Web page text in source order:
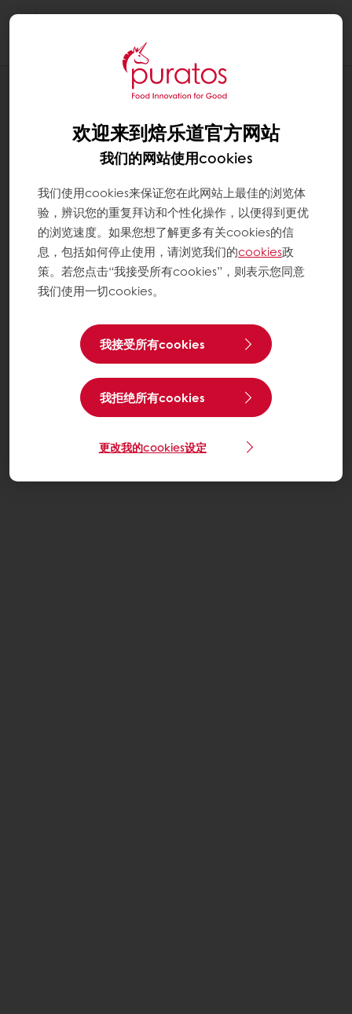
如何在不牺牲品质的前提下选择可持续巧
欢迎来到焙乐道官方网站
我们的网站使用cookies
我们使用cookies来保证您在此网站上最佳的浏览体
验，辨识您的重复拜访和个性化操作，以便得到更优
的浏览速度。如果您想了解更多有关cookies的信
息，包括如何停止使用，请浏览我们的cookies政
策。若您点击“我接受所有cookies”，则表示您同意
我们使用一切cookies。
我接受所有cookies
我拒绝所有cookies
更改我的cookies设定